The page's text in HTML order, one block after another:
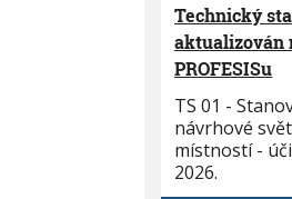
Technický
aktualizován
PROFESISu
TS 01 -
návrhové
místností -
2026.